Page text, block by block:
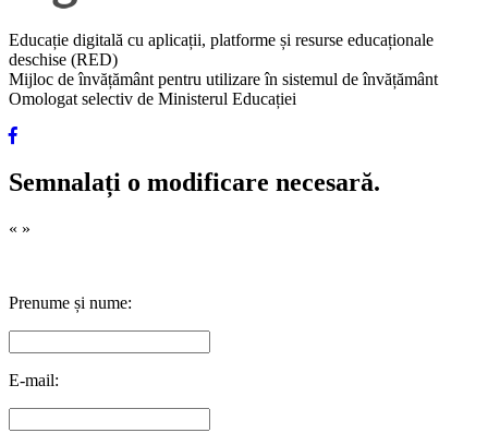
Educație digitală cu aplicații, platforme și resurse educaționale
deschise (RED)
Mijloc de învățământ pentru utilizare în sistemul de învățământ
Omologat selectiv de Ministerul Educației
Semnalați o modificare necesară.
« »
Prenume și nume:
E-mail: